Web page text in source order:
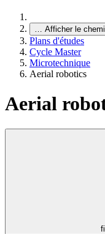
… Afficher le
Plans d'études
Cycle Master
Microtechnique
Aerial robotics
Aerial